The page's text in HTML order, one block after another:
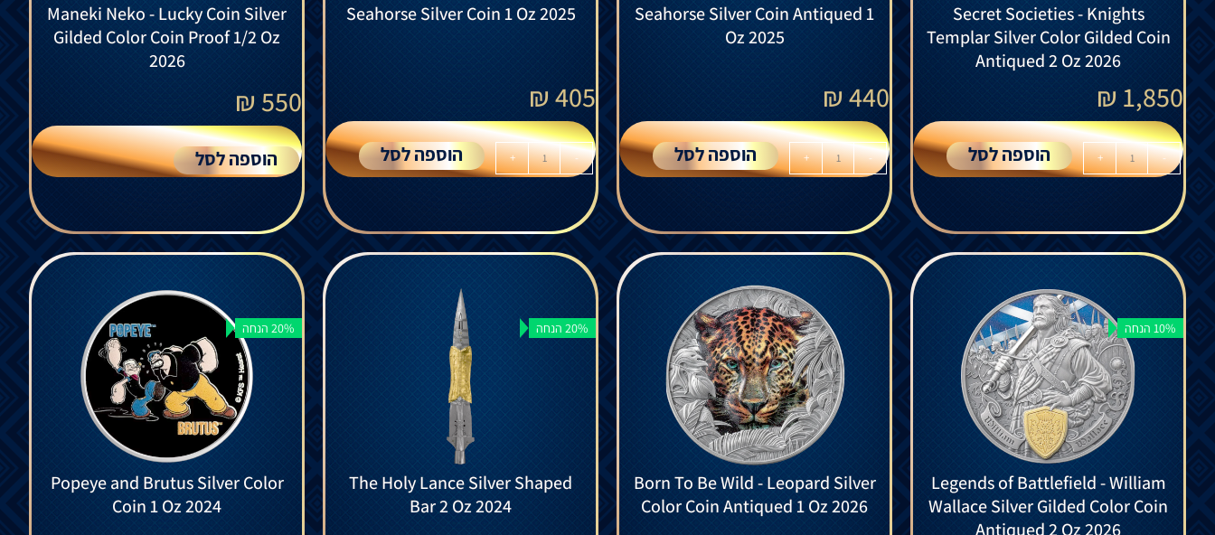
Secret Societies - Knights
Templar Silver Color Gilded Coin
Antiqued 2 Oz 2026
1,850
₪
-
+ הוספה לסל
Seahorse Silver Coin Antiqued 1
Oz 2025
440
₪
-
+ הוספה לסל
Seahorse Silver Coin 1 Oz 2025
405
₪
-
+ הוספה לסל
Maneki Neko - Lucky Coin Silver
Gilded Color Coin Proof 1/2 Oz
2026
550
₪
הוספה לסל
10% הנחה
Legends of Battlefield - William
Wallace Silver Gilded Color Coin
Antiqued 2 Oz 2026
Born To Be Wild - Leopard Silver
Color Coin Antiqued 1 Oz 2026
20% הנחה
The Holy Lance Silver Shaped
Bar 2 Oz 2024
20% הנחה
Popeye and Brutus Silver Color
Coin 1 Oz 2024